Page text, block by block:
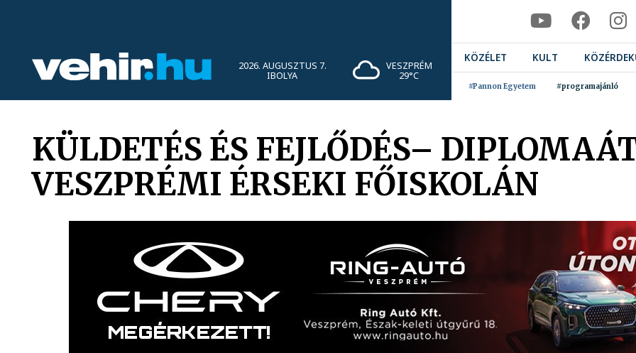
2026. AUGUSZTUS 7.
IBOLYA
VESZPRÉM
29°C
KÖZÉLET KULT
#Pannon Egyetem #programajánló
KÜLDETÉS ÉS FEJLŐDÉS–
VESZPRÉMI ÉRSEKI FŐISKOLÁN